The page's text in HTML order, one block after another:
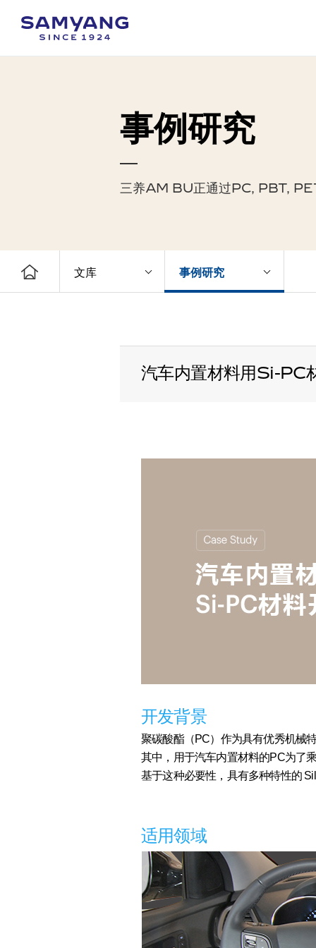
事例研究
三养AM BU正通过PC, PBT,
文库 事例研究
汽车内置材料用Si-PC
开发背景
聚碳酸酯（PC）作为具有优秀机械
其中，用于汽车内置材料的PC为了
基于这种必要性，具有多种特性的
适用领域